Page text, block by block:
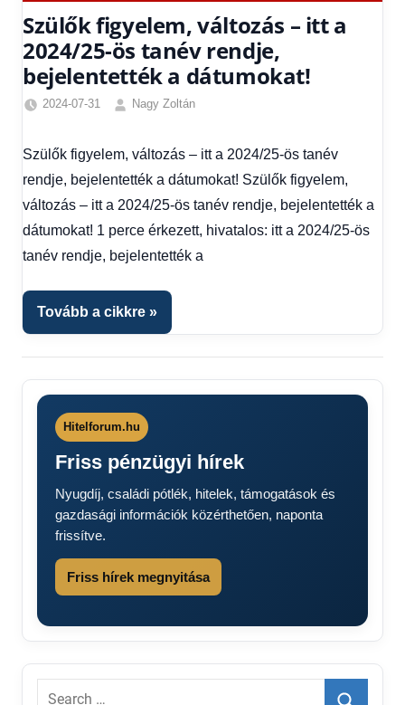
Szülők figyelem, változás – itt a
2024/25-ös tanév rendje,
bejelentették a dátumokat!
2024-07-31
Nagy Zoltán
hírek,
Gazdaság,
Hírek,
Hírek
Szülők figyelem, változás – itt a 2024/25-ös tanév
rendje, bejelentették a dátumokat! Szülők figyelem,
változás – itt a 2024/25-ös tanév rendje, bejelentették a
dátumokat! 1 perce érkezett, hivatalos: itt a 2024/25-ös
tanév rendje, bejelentették a
Tovább a cikkre
Hitelforum.hu
Friss pénzügyi hírek
Nyugdíj, családi pótlék, hitelek, támogatások és
gazdasági információk közérthetően, naponta
frissítve.
Friss hírek megnyitása
Search